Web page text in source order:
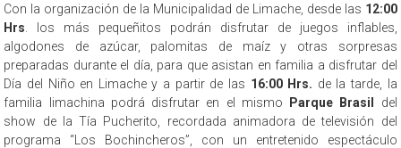
Con la organización de la Municipalidad de Limache, desde las 12:00
Hrs . los más pequeñitos podrán disfrutar de juegos inflables,
algodones de azúcar, palomitas de maíz y otras sorpresas
preparadas durante el día, para que asistan en familia a disfrutar del
Día del Niño en Limache y a partir de las 16:00 Hrs. de la tarde, la
familia limachina podrá disfrutar en el mismo
Parque Brasil
del
show de la Tía Pucherito, recordada animadora de televisión del
programa “Los Bochincheros”, con un entretenido espectáculo